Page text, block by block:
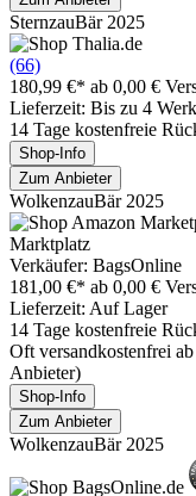
SternzauBär 2025
(66)
180,99 €* ab 0,00 €
Lieferzeit: Bis zu 4
14 Tage kostenfreie
Shop-Info
Zum Anbieter
WolkenzauBär 2025
Marktplatz
Verkäufer: BagsOnline
181,00 €* ab 0,00 €
Lieferzeit: Auf Lager
14 Tage kostenfreie
Oft versandkostenfrei
Anbieter)
Shop-Info
Zum Anbieter
WolkenzauBär 2025